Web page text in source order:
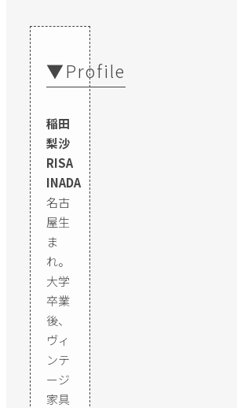
▼Profile
稲田
梨沙
RISA
INADA
名古
屋生
ま
れ。
大学
卒業
後、
ヴィ
ンテ
ージ
家具